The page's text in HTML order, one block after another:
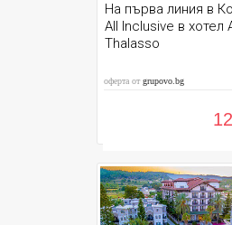
На първа линия в
All Inclusive в хотел
Thalasso
оферта отgrupovo.bg